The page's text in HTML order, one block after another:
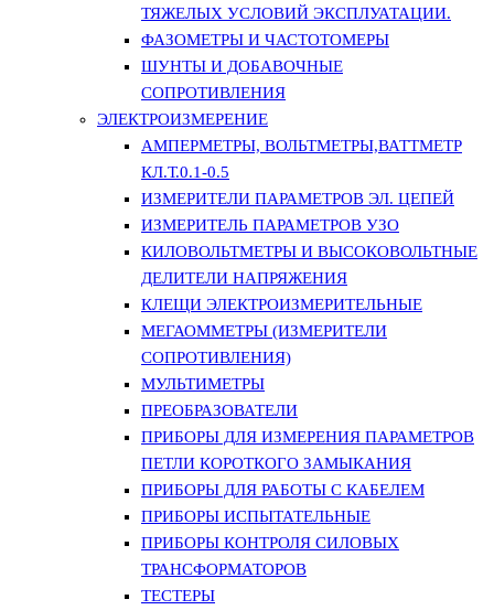
ТЯЖЕЛЫХ УСЛОВИЙ ЭКСПЛУАТАЦИИ.
ФАЗОМЕТРЫ И ЧАСТОТОМЕРЫ
ШУНТЫ И ДОБАВОЧНЫЕ
СОПРОТИВЛЕНИЯ
ЭЛЕКТРОИЗМЕРЕНИЕ
АМПЕРМЕТРЫ, ВОЛЬТМЕТРЫ,ВАТТМЕТР
КЛ.Т.0.1-0.5
ИЗМЕРИТЕЛИ ПАРАМЕТРОВ ЭЛ. ЦЕПЕЙ
ИЗМЕРИТЕЛЬ ПАРАМЕТРОВ УЗО
КИЛОВОЛЬТМЕТРЫ И ВЫСОКОВОЛЬТНЫЕ
ДЕЛИТЕЛИ НАПРЯЖЕНИЯ
КЛЕЩИ ЭЛЕКТРОИЗМЕРИТЕЛЬНЫЕ
МЕГАОММЕТРЫ (ИЗМЕРИТЕЛИ
СОПРОТИВЛЕНИЯ)
МУЛЬТИМЕТРЫ
ПРЕОБРАЗОВАТЕЛИ
ПРИБОРЫ ДЛЯ ИЗМЕРЕНИЯ ПАРАМЕТРОВ
ПЕТЛИ КОРОТКОГО ЗАМЫКАНИЯ
ПРИБОРЫ ДЛЯ РАБОТЫ С КАБЕЛЕМ
ПРИБОРЫ ИСПЫТАТЕЛЬНЫЕ
ПРИБОРЫ КОНТРОЛЯ СИЛОВЫХ
ТРАНСФОРМАТОРОВ
ТЕСТЕРЫ